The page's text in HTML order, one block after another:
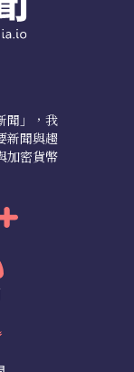
聞」，我
新聞與趨
加密貨幣